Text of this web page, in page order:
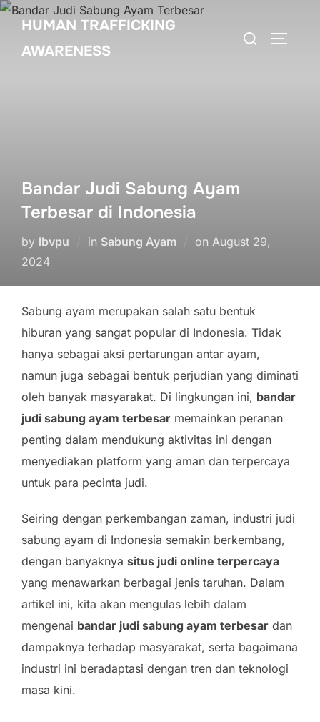
Skip
content
HUMAN TRAFFICKING
AWARENESS
Search
Bandar Judi Sabung Ayam
Terbesar di Indonesia
by lbvpu in Sabung Ayam on Posted
August 29,
2024
Sabung ayam merupakan salah satu bentuk
hiburan yang sangat popular di Indonesia. Tidak
hanya sebagai aksi pertarungan antar ayam,
namun juga sebagai bentuk perjudian yang diminati
oleh banyak masyarakat. Di lingkungan ini, bandar
judi sabung ayam terbesar memainkan peranan
penting dalam mendukung aktivitas ini dengan
menyediakan platform yang aman dan terpercaya
untuk para pecinta judi.
Seiring dengan perkembangan zaman, industri judi
sabung ayam di Indonesia semakin berkembang,
dengan banyaknya situs judi online terpercaya
yang menawarkan berbagai jenis taruhan. Dalam
artikel ini, kita akan mengulas lebih dalam
mengenai bandar judi sabung ayam terbesar dan
dampaknya terhadap masyarakat, serta bagaimana
industri ini beradaptasi dengan tren dan teknologi
masa kini.